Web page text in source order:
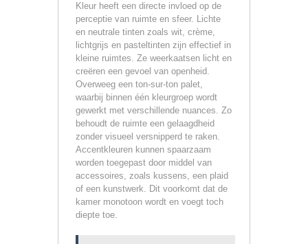
Kleur heeft een directe invloed op de
perceptie van ruimte en sfeer. Lichte
en neutrale tinten zoals wit, crème,
lichtgrijs en pasteltinten zijn effectief in
kleine ruimtes. Ze weerkaatsen licht en
creëren een gevoel van openheid.
Overweeg een ton-sur-ton palet,
waarbij binnen één kleurgroep wordt
gewerkt met verschillende nuances. Zo
behoudt de ruimte een gelaagdheid
zonder visueel versnipperd te raken.
Accentkleuren kunnen spaarzaam
worden toegepast door middel van
accessoires, zoals kussens, een plaid
of een kunstwerk. Dit voorkomt dat de
kamer monotoon wordt en voegt toch
diepte toe.